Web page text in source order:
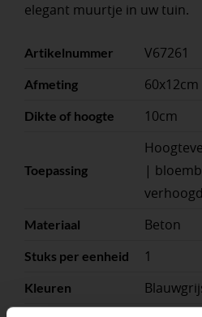
elegant muurtje in uw tuin.
Artikelnummer V67261
Afmeting 60x12cm
Dikte of hoogte 10cm
Toepassing
|
Materiaal Beton
Stuks per eenheid 1
Kleuren